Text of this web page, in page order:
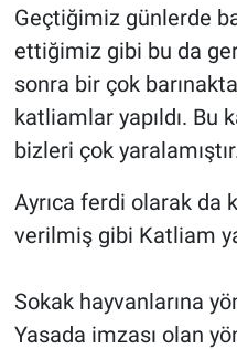
Geçtiğimiz günlerde
ettiğimiz gibi bu da
sonra bir çok
katliamlar yapıldı.
bizleri çok
Ayrıca ferdi olarak da
verilmiş gibi Katliam
Sokak hayvanlarına
Yasada imzası olan